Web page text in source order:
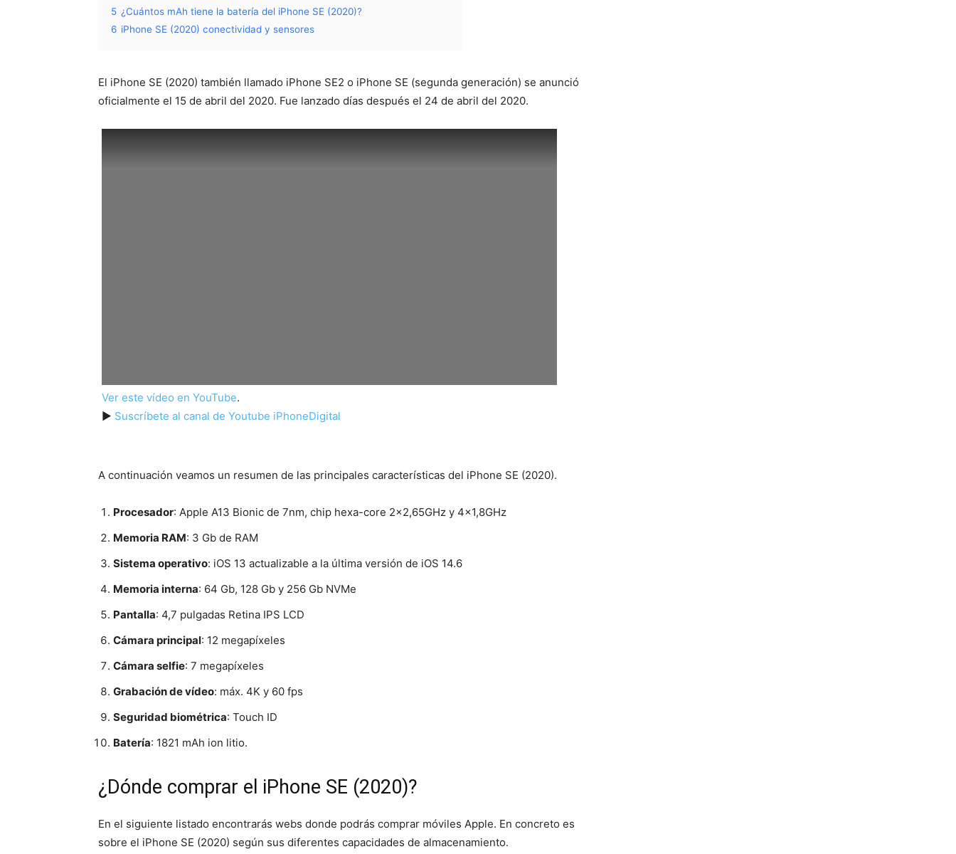
5 ¿Cuántos mAh tiene la batería del iPhone SE (2020)?
6 iPhone SE (2020) conectividad y sensores
El iPhone SE (2020) también llamado iPhone SE2 o iPhone SE (segunda generación) se anunció
oficialmente el 15 de abril del 2020. Fue lanzado días después el 24 de abril del 2020.
Ver este vídeo en YouTube.
► Suscríbete al canal de Youtube iPhoneDigital
A continuación veamos un resumen de las principales características del iPhone SE (2020).
Procesador: Apple A13 Bionic de 7nm, chip hexa-core 2×2,65GHz y 4×1,8GHz
Memoria RAM: 3 Gb de RAM
Sistema operativo: iOS 13 actualizable a la última versión de iOS 14.6
Memoria interna: 64 Gb, 128 Gb y 256 Gb NVMe
Pantalla: 4,7 pulgadas Retina IPS LCD
Cámara principal: 12 megapíxeles
Cámara selfie: 7 megapíxeles
Grabación de vídeo: máx. 4K y 60 fps
Seguridad biométrica: Touch ID
Batería: 1821 mAh ion litio.
¿Dónde comprar el iPhone SE (2020)?
En el siguiente listado encontrarás webs donde podrás comprar móviles Apple. En concreto es
sobre el iPhone SE (2020) según sus diferentes capacidades de almacenamiento.